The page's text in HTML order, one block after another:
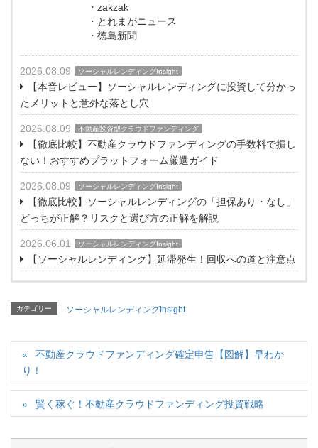
・zakzak
・とれまがニュース
・徳島新聞
2026.08.09 ソーシャルレンディングInsight
【本音レビュー】ソーシャルレンディングに投資して分かっ
たメリットと意外な落とし穴
2026.08.09 不動産投資型クラウドファンディング
【徹底比較】不動産クラウドファンディングの手数料で損し
ない！おすすめプラットフォーム厳選ガイド
2026.08.09 ソーシャルレンディングInsight
【徹底比較】ソーシャルレンディングの「担保あり・なし」
どっちが正解？リスクと選び方の正解を解説
2026.06.01 ソーシャルレンディングInsight
【ソーシャルレンディング】延滞発生！回収への道と注意点
カテゴリー ソーシャルレンディングInsight
不動産クラウドファンディング確定申告【図解】早わか
り！
賢く稼ぐ！不動産クラウドファンディング投資戦略